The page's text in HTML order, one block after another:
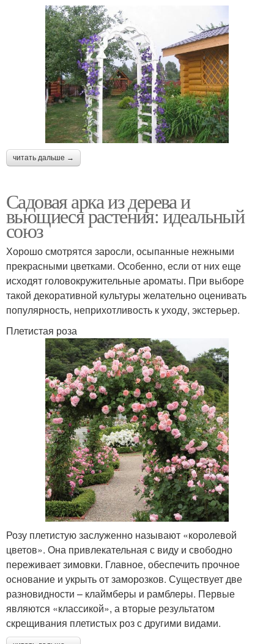
читать дальше →
Садовая арка из дерева и
вьющиеся растения: идеальный
союз
Хорошо смотрятся заросли, осыпанные нежными
прекрасными цветками. Особенно, если от них еще
исходят головокружительные ароматы. При выборе
такой декоративной культуры желательно оценивать
популярность, неприхотливость к уходу, экстерьер.
Плетистая роза
Розу плетистую заслуженно называют «королевой
цветов». Она привлекательная с виду и свободно
переживает зимовки. Главное, обеспечить прочное
основание и укрыть от заморозков. Существует две
разновидности – клаймберы и рамблеры. Первые
являются «классикой», а вторые результатом
скрещивания плетистых роз с другими видами.